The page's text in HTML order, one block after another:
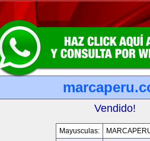
Vendido!
Mayusculas: